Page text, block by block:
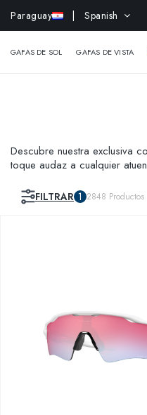
Paraguay | Spanish
GAFAS DE SOL GAFAS DE VISTA
Descubre nuestra exclusiva
toque audaz a cualquier
FILTRAR 1 2848 Productos